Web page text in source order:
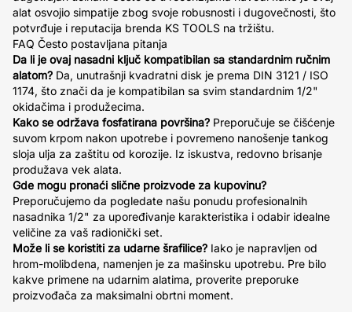
alat osvojio simpatije zbog svoje robusnosti i dugovečnosti, što
potvrđuje i reputacija brenda KS TOOLS na tržištu.
FAQ Često postavljana pitanja
Da li je ovaj nasadni ključ kompatibilan sa standardnim ručnim
alatom? Da, unutrašnji kvadratni disk je prema DIN 3121 / ISO
1174, što znači da je kompatibilan sa svim standardnim 1/2"
okidačima i produžecima.
Kako se održava fosfatirana površina? Preporučuje se čišćenje
suvom krpom nakon upotrebe i povremeno nanošenje tankog
sloja ulja za zaštitu od korozije. Iz iskustva, redovno brisanje
produžava vek alata.
Gde mogu pronaći slične proizvode za kupovinu?
Preporučujemo da pogledate našu ponudu profesionalnih
nasadnika 1/2" za upoređivanje karakteristika i odabir idealne
veličine za vaš radionički set.
Može li se koristiti za udarne šrafilice? Iako je napravljen od
hrom-molibdena, namenjen je za mašinsku upotrebu. Pre bilo
kakve primene na udarnim alatima, proverite preporuke
proizvođača za maksimalni obrtni moment.